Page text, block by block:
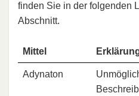
finden Sie in der folgenden
Abschnitt.
Mittel
Adynaton